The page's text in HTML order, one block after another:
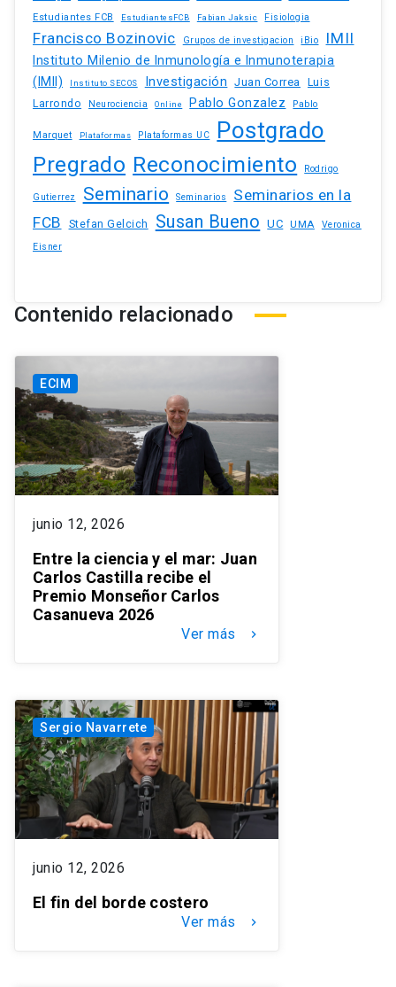
Estudiantes FCB EstudiantesFCB Fabian Jaksic Fisiologia
Francisco Bozinovic Grupos de investigacion iBio IMII
Instituto Milenio de Inmunología e Inmunoterapia
(IMII)
Instituto SECOS Investigación Juan Correa Luis
Larrondo
Neurociencia Online Pablo Gonzalez Pablo
Marquet Plataformas Plataformas UC Postgrado
Pregrado Reconocimiento Rodrigo
Gutierrez Seminario Seminarios
Seminarios en la
FCB
Stefan Gelcich Susan Bueno UC UMA
Veronica
Eisner
Contenido relacionado
ECIM
junio 12, 2026
Entre la ciencia y el mar: Juan
Carlos Castilla recibe el
Premio Monseñor Carlos
Casanueva 2026
Ver más keyboard_arrow_right
Sergio Navarrete
junio 12, 2026
El fin del borde costero
Ver más keyboard_arrow_right